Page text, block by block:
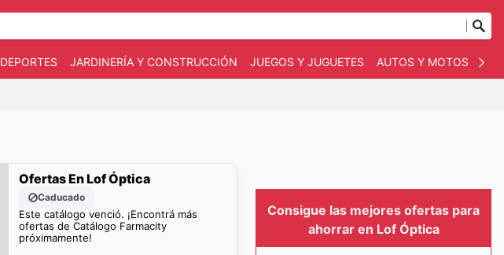
DEPORTES JARDINERÍA Y CONSTRUCCIÓN JUEGOS Y JUGUETES AUTOS Y MOTOS
Ofertas En Lof Óptica
Caducado
Este catálogo venció. ¡Encontrá más
ofertas de Catálogo Farmacity
próximamente!
Consigue las mejores ofertas para
ahorrar en Lof Óptica